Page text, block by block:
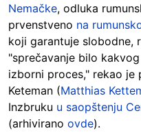
Nemačke, odluka
prvenstveno na
koji garantuje slobodne,
"sprečavanje bilo
izborni proces," rekao je
Keteman (Matthias
Inzbruku u saopštenju
(arhivirano ovde).